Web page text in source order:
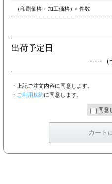
（印刷価格 + 加工価格）× 件数
出荷予定日
-----（
・上記ご注文内容に同意します。
・ ご利用規約に同意します。
同意